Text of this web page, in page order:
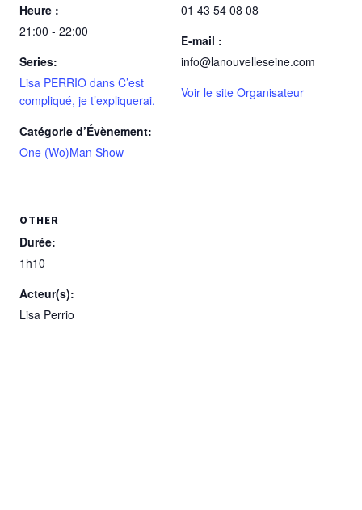
Heure :
21:00 - 22:00
Series:
Lisa PERRIO dans C’est
compliqué, je t’expliquerai.
Catégorie d’Évènement:
One (Wo)Man Show
01 43 54 08 08
E-mail :
info@lanouvelleseine.com
Voir le site Organisateur
OTHER
Durée:
1h10
Acteur(s):
Lisa Perrio